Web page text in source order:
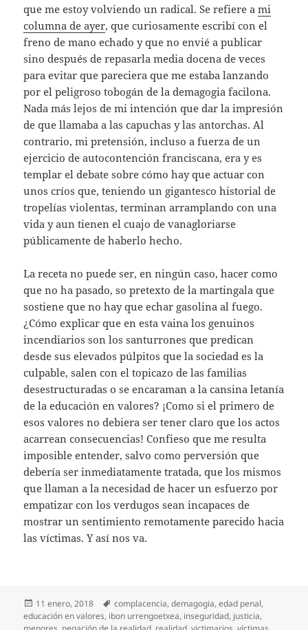
que me estoy volviendo un radical. Se refiere ami
columna de ayer, que curiosamente escribí con el
freno de mano echado y que no envié a publicar
sino después de repasarla media docena de veces
para evitar que pareciera que me estaba lanzando
por el peligroso tobogán de la demagogia facilona.
Nada más lejos de mi intención que dar la impresión
de que llamaba a las capuchas y las antorchas. Al
contrario, mi pretensión, incluso a fuerza de un
ejercicio de autocontención franciscana, era y es
templar el debate sobre cómo hay que actuar con
unos críos que, teniendo un gigantesco historial de
tropelías violentas, terminan arramplando con una
vida y aun tienen el cuajo de vanagloriarse
públicamente de haberlo hecho.
La receta no puede ser, en ningún caso, hacer como
que no ha pasado, so pretexto de la martingala que
sostiene que no hay que echar gasolina al fuego.
¿Cómo explicar que en esta vaina los genuinos
incendiarios son los santurrones que predican
desde sus elevados púlpitos que la sociedad es la
culpable, salen con el topicazo de las familias
desestructuradas o se encaraman a la cansina letanía
de la educación en valores? ¡Como si el primero de
esos valores no debiera ser tener claro que los actos
acarrean consecuencias! Confieso que me resulta
imposible entender, salvo como perversión que
debería ser inmediatamente tratada, que los mismos
que llaman a la necesidad de hacer un esfuerzo por
empatizar con los verdugos sean incapaces de
mostrar un sentimiento remotamente parecido hacia
las víctimas. Y así nos va.
Publicado
el
11 enero, 2018 Etiquetas
complacencia,demagogia,edad penal,
educación en valores, ibon urrengoetxea, inseguridad, justicia,